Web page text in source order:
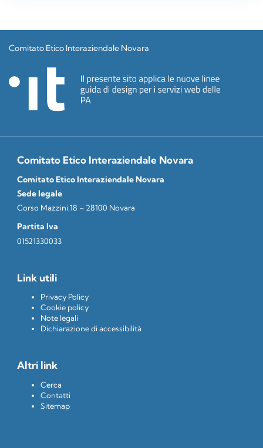
Comitato Etico Interaziendale Novara
Comitato Etico Interaziendale Novara
Comitato Etico Interaziendale Novara
Sede legale
Corso Mazzini,18 – 28100 Novara
Partita Iva
01521330033
Link utili
Privacy Policy
Cookie policy
Note legali
Dichiarazione di accessibilità
Altri link
Cerca
Contatti
Sitemap